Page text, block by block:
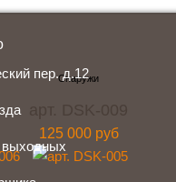
125 000 руб
пер. д.12
выходных